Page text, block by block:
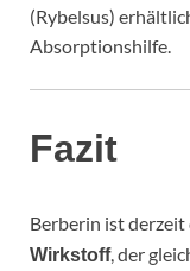
(Rybelsus)
Absorptionshilfe.
Fazit
Berberin ist derzeit
Wirkstoff, der